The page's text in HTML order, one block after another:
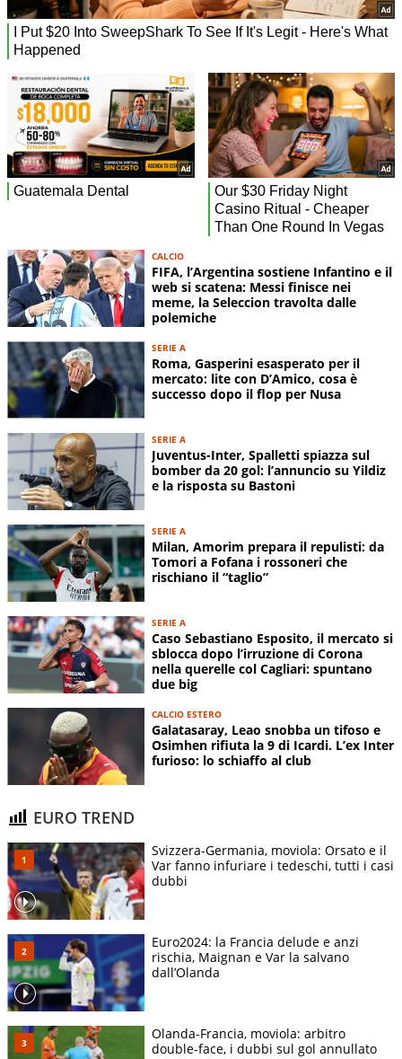
CALCIO
FIFA, l’Argentina sostiene Infantino e il
web si scatena: Messi finisce nei
meme, la Seleccion travolta dalle
polemiche
SERIE A
Roma, Gasperini esasperato per il
mercato: lite con D’Amico, cosa è
successo dopo il flop per Nusa
SERIE A
Juventus-Inter, Spalletti spiazza sul
bomber da 20 gol: l’annuncio su Yildiz
e la risposta su Bastoni
SERIE A
Milan, Amorim prepara il repulisti: da
Tomori a Fofana i rossoneri che
rischiano il “taglio”
SERIE A
Caso Sebastiano Esposito, il mercato si
sblocca dopo l’irruzione di Corona
nella querelle col Cagliari: spuntano
due big
CALCIO ESTERO
Galatasaray, Leao snobba un tifoso e
Osimhen rifiuta la 9 di Icardi. L’ex Inter
furioso: lo schiaffo al club
EURO TREND
Svizzera-Germania, moviola: Orsato e il
Var fanno infuriare i tedeschi, tutti i casi
dubbi
Euro2024: la Francia delude e anzi
rischia, Maignan e Var la salvano
dall’Olanda
Olanda-Francia, moviola: arbitro
double-face, i dubbi sul gol annullato